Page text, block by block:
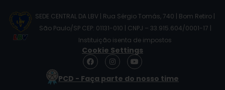
SEDE CENTRAL DA LBV | Rua Sérgio Tomás, 740 | Bom Retiro |
São Paulo/SP CEP: 01131-010 | CNPJ – 33.915.604/0001-17 |
Instituição isenta de impostos
Cookie Settings
F
a
e
I
n
s
t
Y
o
t
PCD - Faça parte do nosso time